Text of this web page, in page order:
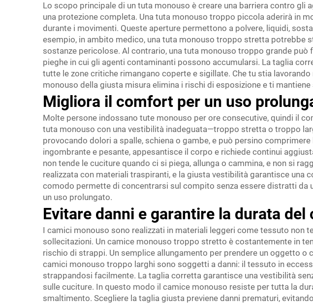
Lo scopo principale di un tuta monouso è creare una barriera contro
una protezione completa. Una tuta monouso troppo piccola aderirà in
durante i movimenti. Queste aperture permettono a polvere, liquidi,
esempio, in ambito medico, una tuta monouso troppo stretta potrebbe
sostanze pericolose. Al contrario, una tuta monouso troppo grande
pieghe in cui gli agenti contaminanti possono accumularsi. La taglia
tutte le zone critiche rimangano coperte e sigillate. Che tu stia
monouso della giusta misura elimina i rischi di esposizione e ti mantiene
Migliora il comfort per un uso
Molte persone indossano tute monouso per ore consecutive, quindi il
tuta monouso con una vestibilità inadeguata—troppo stretta o troppo
provocando dolori a spalle, schiena o gambe, e può persino
ingombrante e pesante, appesantisce il corpo e richiede continui
non tende le cuciture quando ci si piega, allunga o cammina, e non si
realizzata con materiali traspiranti, e la giusta vestibilità garantisce una
comodo permette di concentrarsi sul compito senza essere distratti da
un uso prolungato.
Evitare danni e garantire la durata del
I camici monouso sono realizzati in materiali leggeri come tessuto
sollecitazioni. Un camice monouso troppo stretto è costantemente in
rischio di strappi. Un semplice allungamento per prendere un oggetto
camici monouso troppo larghi sono soggetti a danni: il tessuto in
strappandosi facilmente. La taglia corretta garantisce una vestibilità
sulle cuciture. In questo modo il camice monouso resiste per tutta la
smaltimento. Scegliere la taglia giusta previene danni prematuri,